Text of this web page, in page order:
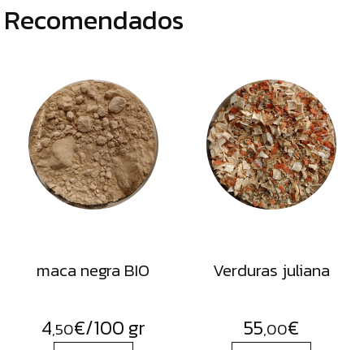
Recomendados
maca negra BIO
4,50€/100 gr
Verduras juliana
55,00€